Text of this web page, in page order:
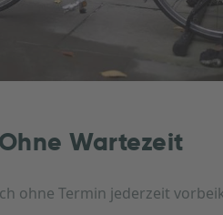
Ohne Wartezeit
ohne Termin jederzeit